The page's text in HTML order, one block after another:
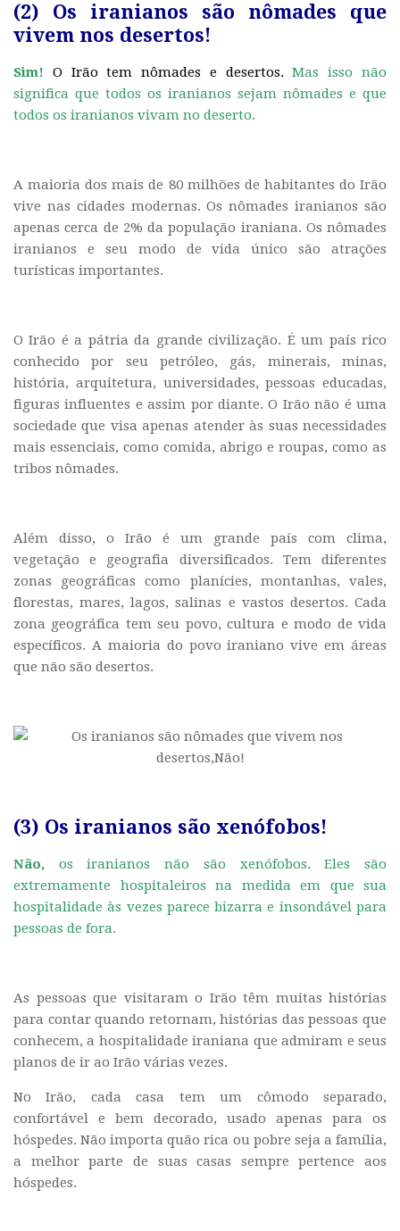
(2) Os iranianos são nômades que
vivem nos desertos!
Sim! O Irão tem nômades e desertos. Mas isso não
significa que todos os iranianos sejam nômades e que
todos os iranianos vivam no deserto.
A maioria dos mais de 80 milhões de habitantes do Irão
vive nas cidades modernas. Os nômades iranianos são
apenas cerca de 2% da população iraniana. Os nômades
iranianos e seu modo de vida único são atrações
turísticas importantes.
O Irão é a pátria da grande civilização. É um país rico
conhecido por seu petróleo, gás, minerais, minas,
história, arquitetura, universidades, pessoas educadas,
figuras influentes e assim por diante. O Irão não é uma
sociedade que visa apenas atender às suas necessidades
mais essenciais, como comida, abrigo e roupas, como as
tribos nômades.
Além disso, o Irão é um grande país com clima,
vegetação e geografia diversificados. Tem diferentes
zonas geográficas como planícies, montanhas, vales,
florestas, mares, lagos, salinas e vastos desertos. Cada
zona geográfica tem seu povo, cultura e modo de vida
específicos. A maioria do povo iraniano vive em áreas
que não são desertos.
(3) Os iranianos são xenófobos!
Não, os iranianos não são xenófobos. Eles são
extremamente hospitaleiros na medida em que sua
hospitalidade às vezes parece bizarra e insondável para
pessoas de fora.
As pessoas que visitaram o Irão têm muitas histórias
para contar quando retornam, histórias das pessoas que
conhecem, a hospitalidade iraniana que admiram e seus
planos de ir ao Irão várias vezes.
No Irão, cada casa tem um cômodo separado,
confortável e bem decorado, usado apenas para os
hóspedes. Não importa quão rica ou pobre seja a família,
a melhor parte de suas casas sempre pertence aos
hóspedes.